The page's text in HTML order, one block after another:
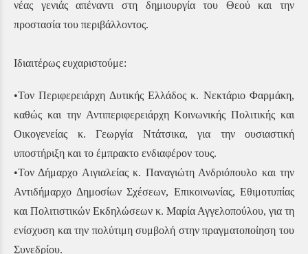
νέας γενιάς απέναντι στη δημιουργία του Θεού και την
προστασία του περιβάλλοντος.
Ιδιαιτέρως ευχαριστούμε:
•Τον Περιφερειάρχη Δυτικής Ελλάδος κ. Νεκτάριο Φαρμάκη,
καθώς και την Αντιπεριφερειάρχη Κοινωνικής Πολιτικής και
Οικογενείας κ. Γεωργία Ντάτσικα, για την ουσιαστική
υποστήριξη και το έμπρακτο ενδιαφέρον τους.
•Τον Δήμαρχο Αιγιαλείας κ. Παναγιώτη Ανδριόπουλο και την
Αντιδήμαρχο Δημοσίων Σχέσεων, Επικοινωνίας, Εθιμοτυπίας
και Πολιτιστικών Εκδηλώσεων κ. Μαρία Αγγελοπούλου, για τη
ενίσχυση και την πολύτιμη συμβολή στην πραγματοποίηση του
Συνεδρίου.